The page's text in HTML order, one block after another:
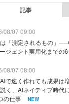
記事
08/07 09:00
「測定されるもの」
ジェント実用化までの
08/07 08:00
で速く作れても成果は
く、AIネイティブ時代
の仕事
NEW